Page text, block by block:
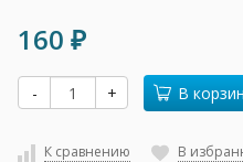
160 ₽
- + В
К сравнению В